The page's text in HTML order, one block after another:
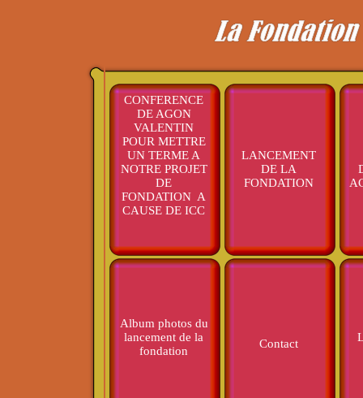
CONFERENCE
DE AGON
VALENTIN
POUR METTRE
UN TERME A
NOTRE PROJET
DE
FONDATION A
CAUSE DE ICC
LANCEMENT
DE LA
FONDATION
Album photos du
lancement de la
fondation
Contact